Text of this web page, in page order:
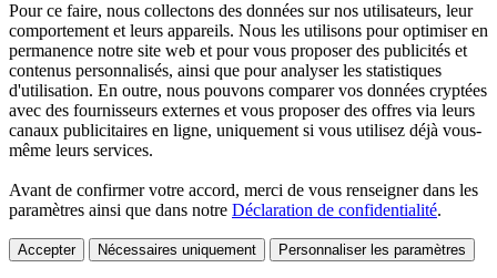
Pour ce faire, nous collectons des données sur nos utilisateurs, leur
comportement et leurs appareils. Nous les utilisons pour optimiser en
permanence notre site web et pour vous proposer des publicités et
contenus personnalisés, ainsi que pour analyser les statistiques
d'utilisation. En outre, nous pouvons comparer vos données cryptées
avec des fournisseurs externes et vous proposer des offres via leurs
canaux publicitaires en ligne, uniquement si vous utilisez déjà vous-
même leurs services.
Avant de confirmer votre accord, merci de vous renseigner dans les
paramètres ainsi que dans notre Déclaration de confidentialité.
Accepter Nécessaires uniquement Personnaliser les paramètres